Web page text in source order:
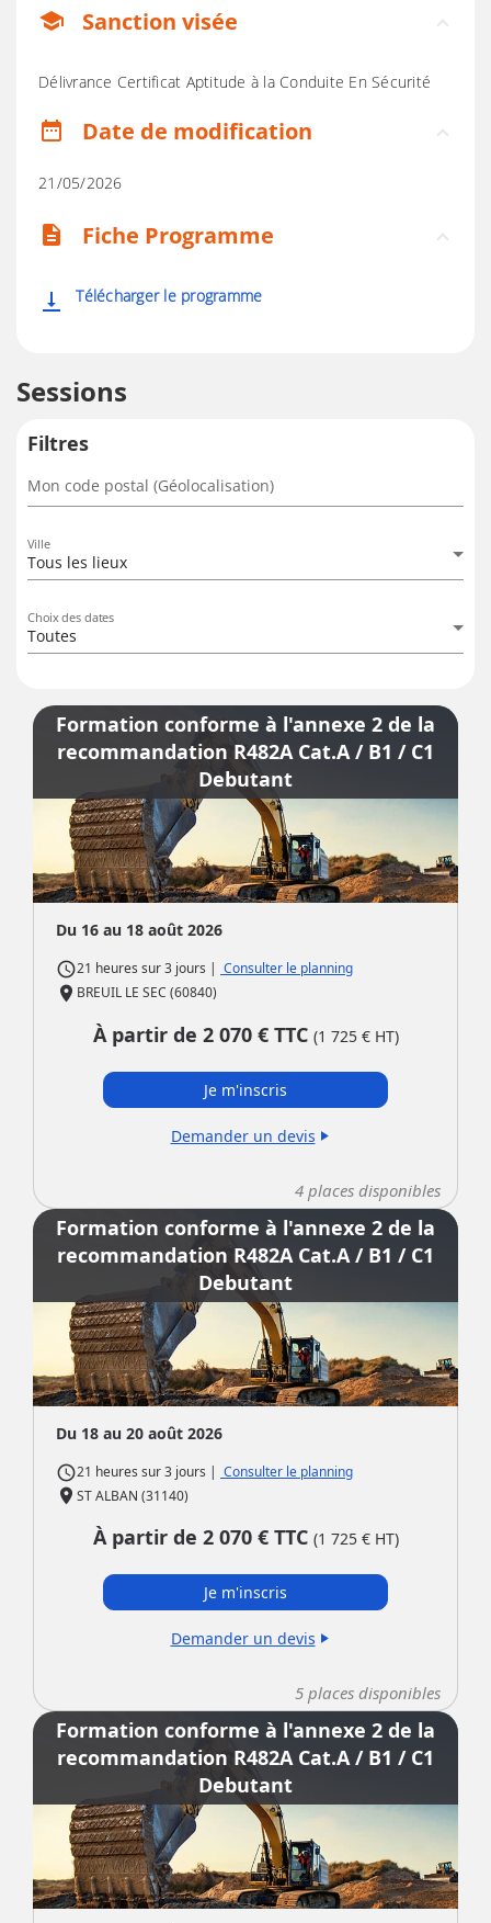
school Sanction visée
Délivrance Certificat Aptitude à la Conduite En Sécurité
date_range Date de modification
21/05/2026
description Fiche Programme
vertical_align_bottom Télécharger le programme
Sessions
Filtres
Mon code postal (Géolocalisation)
Ville
Tous les lieux
Choix des dates
Toutes
Formation conforme à l'annexe 2 de la
recommandation R482A Cat.A / B1 / C1
Debutant
Du 16 au 18 août 2026
access_time21 heures sur3 jours | Consulter le planning
place BREUIL LE SEC (60840)
À partir de 2 070 € TTC (1 725 € HT)
Je m'inscris
Demander un devis play_arrow
4 places disponibles
Formation conforme à l'annexe 2 de la
recommandation R482A Cat.A / B1 / C1
Debutant
Du 18 au 20 août 2026
access_time21 heures sur3 jours | Consulter le planning
place ST ALBAN (31140)
À partir de 2 070 € TTC (1 725 € HT)
Je m'inscris
Demander un devis play_arrow
5 places disponibles
Formation conforme à l'annexe 2 de la
recommandation R482A Cat.A / B1 / C1
Debutant